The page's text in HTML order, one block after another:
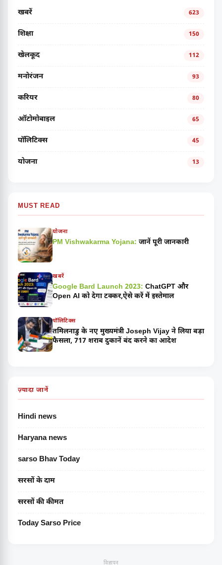
खबरें 623
शिक्षा 150
खेलकूद 112
मनोरंजन 93
करियर 80
ऑटोमोबाइल 65
पॉलिटिक्स 45
योजना 13
MUST READ
योजना
PM Vishwakarma Yojana: जानें पूरी जानकारी
खबरें
Google Bard Launch 2023: ChatGPT और
Open AI को देगा टक्कर,ऐसे करें में इस्तेमाल
पॉलिटिक्स
तमिलनाडु के नए मुख्यमंत्री Joseph Vijay ने लिया बड़ा
फैसला, 717 शराब दुकानें बंद करने का आदेश
ज़्यादा जानें
Hindi news
Haryana news
sarso Bhav Today
सरसों के दाम
सरसों की कीमत
Today Sarso Price
विज्ञापन